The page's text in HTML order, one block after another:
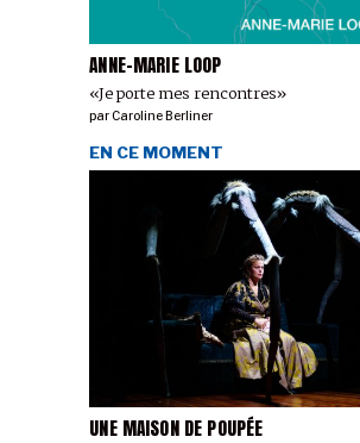
ANNE-MARIE LOOP
«Je porte mes rencontres»
parCaroline Berliner
UNE MAISON DE POUPÉE
EN CE MOMENT